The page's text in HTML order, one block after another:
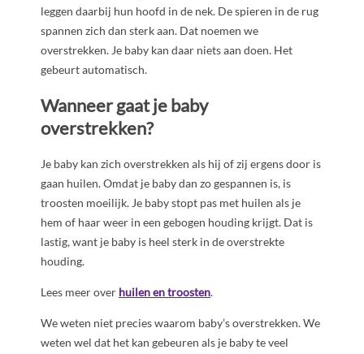
leggen daarbij hun hoofd in de nek. De spieren in de rug
spannen zich dan sterk aan. Dat noemen we
overstrekken. Je baby kan daar niets aan doen. Het
gebeurt automatisch.
Wanneer gaat je baby
overstrekken?
Je baby kan zich overstrekken als hij of zij ergens door is
gaan huilen. Omdat je baby dan zo gespannen is, is
troosten moeilijk. Je baby stopt pas met huilen als je
hem of haar weer in een gebogen houding krijgt. Dat is
lastig, want je baby is heel sterk in de overstrekte
houding.
Lees meer over huilen en troosten.
We weten niet precies waarom baby’s overstrekken. We
weten wel dat het kan gebeuren als je baby te veel